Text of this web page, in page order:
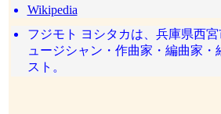
Wikipedia
フジモト ヨシタカは、兵庫県西宮
ュージシャン・作曲家・編曲家・
スト。